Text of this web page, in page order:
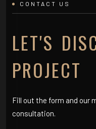
CONTACT US
LET'S
PROJECT
Fill out the form and our
consultation.